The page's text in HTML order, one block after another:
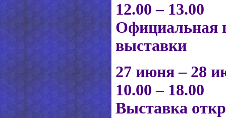
12.00 – 13.00
Официальная
выставки
27 июня – 28
10.00 – 18.00
Выставка